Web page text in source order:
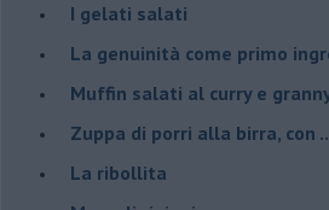
I gelati salati
La genuinità come primo
Muffin salati al curry e
Zuppa di porri alla birra, con
La ribollita